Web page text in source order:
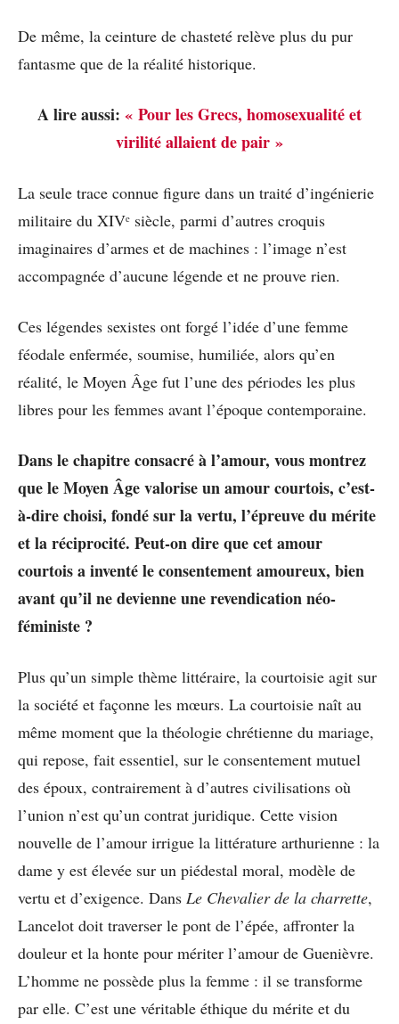
De même, la ceinture de chasteté relève plus du pur
fantasme que de la réalité historique.
A lire aussi: « Pour les Grecs, homosexualité et
virilité allaient de pair »
La seule trace connue figure dans un traité d’ingénierie
militaire du XIVᵉ siècle, parmi d’autres croquis
imaginaires d’armes et de machines : l’image n’est
accompagnée d’aucune légende et ne prouve rien.
Ces légendes sexistes ont forgé l’idée d’une femme
féodale enfermée, soumise, humiliée, alors qu’en
réalité, le Moyen Âge fut l’une des périodes les plus
libres pour les femmes avant l’époque contemporaine.
Dans le chapitre consacré à l’amour, vous montrez
que le Moyen Âge valorise un amour courtois, c’est-
à-dire choisi, fondé sur la vertu, l’épreuve du mérite
et la réciprocité. Peut-on dire que cet amour
courtois a inventé le consentement amoureux, bien
avant qu’il ne devienne une revendication néo-
féministe ?
Plus qu’un simple thème littéraire, la courtoisie agit sur
la société et façonne les mœurs. La courtoisie naît au
même moment que la théologie chrétienne du mariage,
qui repose, fait essentiel, sur le consentement mutuel
des époux, contrairement à d’autres civilisations où
l’union n’est qu’un contrat juridique. Cette vision
nouvelle de l’amour irrigue la littérature arthurienne : la
dame y est élevée sur un piédestal moral, modèle de
vertu et d’exigence. Dans Le Chevalier de la charrette,
Lancelot doit traverser le pont de l’épée, affronter la
douleur et la honte pour mériter l’amour de Guenièvre.
L’homme ne possède plus la femme : il se transforme
par elle. C’est une véritable éthique du mérite et du